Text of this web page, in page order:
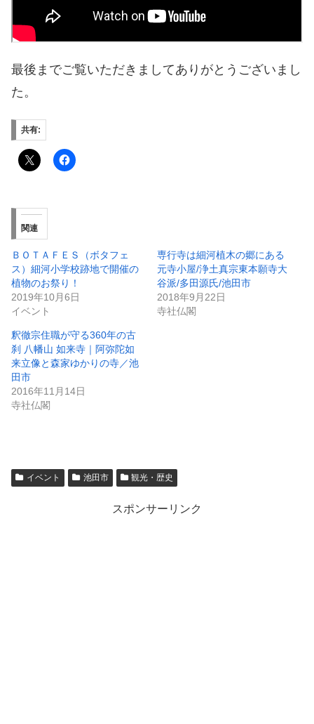
最後までご覧いただきましてありがとうございまし
た。
共有:
関連
ＢＯＴＡＦＥＳ（ボタフェ
ス）細河小学校跡地で開催の
植物のお祭り！
2019年10月6日
イベント
専行寺は細河植木の郷にある
元寺小屋/浄土真宗東本願寺大
谷派/多田源氏/池田市
2018年9月22日
寺社仏閣
釈徹宗住職が守る360年の古
刹 八幡山 如来寺｜阿弥陀如
来立像と森家ゆかりの寺／池
田市
2016年11月14日
寺社仏閣
イベント 池田市 観光・歴史
スポンサーリンク